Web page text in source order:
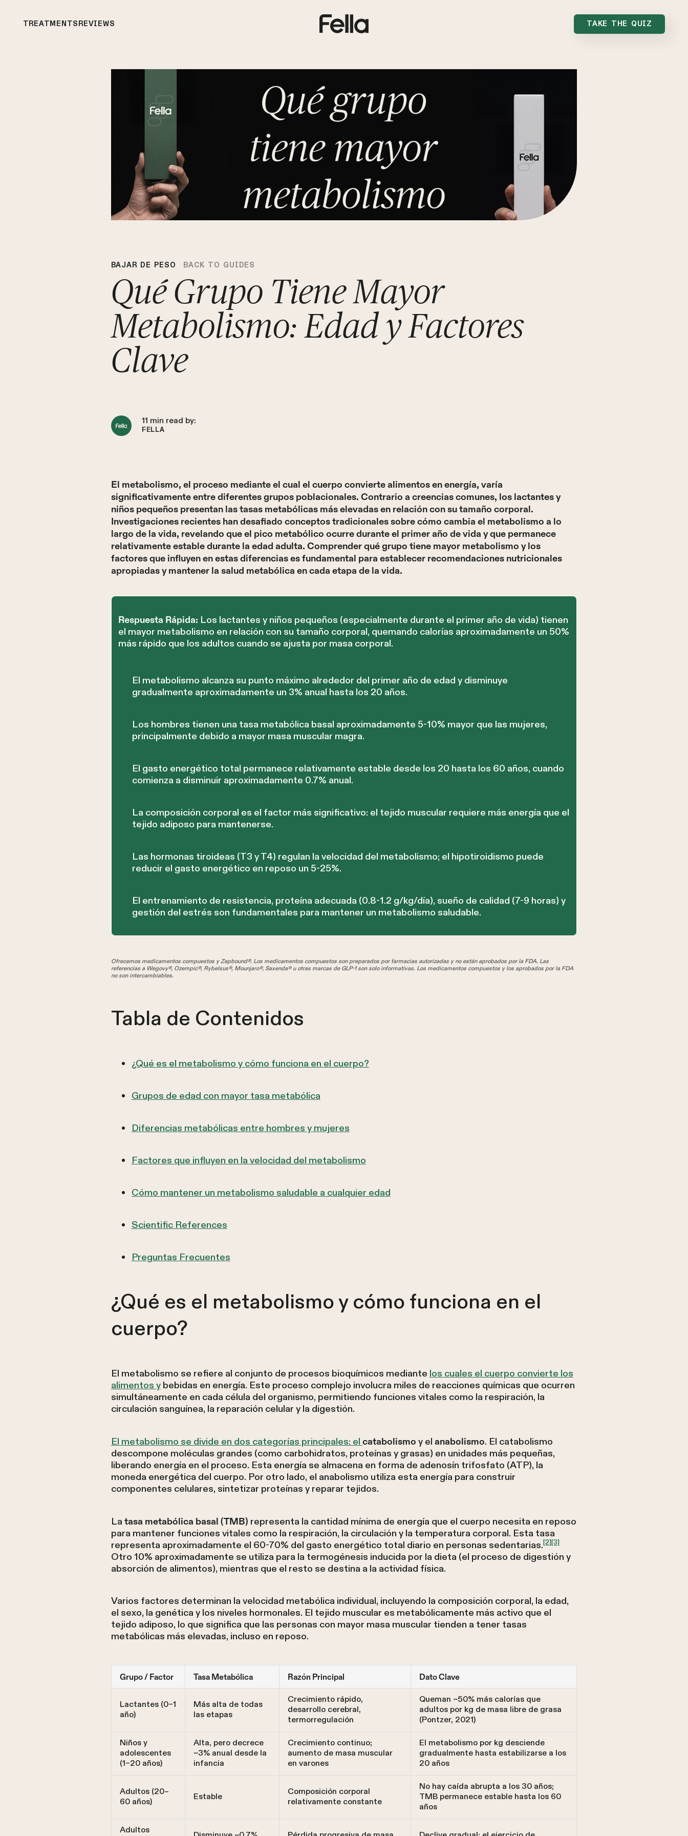
TREATMENTSREVIEWS TAKE THE QUIZ
BAJAR DE PESO BACK TO GUIDES
Qué Grupo Tiene Mayor
Metabolismo: Edad y Factores
Clave
11 min read by:
FELLA
El metabolismo, el proceso mediante el cual el cuerpo convierte alimentos en energía, varía
significativamente entre diferentes grupos poblacionales. Contrario a creencias comunes, los lactantes y
niños pequeños presentan las tasas metabólicas más elevadas en relación con su tamaño corporal.
Investigaciones recientes han desafiado conceptos tradicionales sobre cómo cambia el metabolismo a lo
largo de la vida, revelando que el pico metabólico ocurre durante el primer año de vida y que permanece
relativamente estable durante la edad adulta. Comprender qué grupo tiene mayor metabolismo y los
factores que influyen en estas diferencias es fundamental para establecer recomendaciones nutricionales
apropiadas y mantener la salud metabólica en cada etapa de la vida.
Respuesta Rápida: Los lactantes y niños pequeños (especialmente durante el primer año de vida) tienen
el mayor metabolismo en relación con su tamaño corporal, quemando calorías aproximadamente un 50%
más rápido que los adultos cuando se ajusta por masa corporal.
El metabolismo alcanza su punto máximo alrededor del primer año de edad y disminuye
gradualmente aproximadamente un 3% anual hasta los 20 años.
Los hombres tienen una tasa metabólica basal aproximadamente 5-10% mayor que las mujeres,
principalmente debido a mayor masa muscular magra.
El gasto energético total permanece relativamente estable desde los 20 hasta los 60 años, cuando
comienza a disminuir aproximadamente 0.7% anual.
La composición corporal es el factor más significativo: el tejido muscular requiere más energía que el
tejido adiposo para mantenerse.
Las hormonas tiroideas (T3 y T4) regulan la velocidad del metabolismo; el hipotiroidismo puede
reducir el gasto energético en reposo un 5-25%.
El entrenamiento de resistencia, proteína adecuada (0.8-1.2 g/kg/día), sueño de calidad (7-9 horas) y
gestión del estrés son fundamentales para mantener un metabolismo saludable.
Ofrecemos medicamentos compuestos y Zepbound®. Los medicamentos compuestos son preparados por farmacias autorizadas y no están aprobados por la FDA. Las
referencias a Wegovy®, Ozempic®, Rybelsus®, Mounjaro®, Saxenda® u otras marcas de GLP-1 son solo informativas. Los medicamentos compuestos y los aprobados por la FDA
no son intercambiables.
Tabla de Contenidos
¿Qué es el metabolismo y cómo funciona en el cuerpo?
Grupos de edad con mayor tasa metabólica
Diferencias metabólicas entre hombres y mujeres
Factores que influyen en la velocidad del metabolismo
Cómo mantener un metabolismo saludable a cualquier edad
Scientific References
Preguntas Frecuentes
¿Qué es el metabolismo y cómo funciona en el
cuerpo?
El metabolismo se refiere al conjunto de procesos bioquímicos mediantelos cuales el cuerpo convierte los
alimentos ybebidas en energía. Este proceso complejo involucra miles de reacciones químicas que ocurren
simultáneamente en cada célula del organismo, permitiendo funciones vitales como la respiración, la
circulación sanguínea, la reparación celular y la digestión.
El metabolismo se divide en dos categorías principales: elcatabolismo y el anabolismo. El catabolismo
descompone moléculas grandes (como carbohidratos, proteínas y grasas) en unidades más pequeñas,
liberando energía en el proceso. Esta energía se almacena en forma de adenosín trifosfato (ATP), la
moneda energética del cuerpo. Por otro lado, el anabolismo utiliza esta energía para construir
componentes celulares, sintetizar proteínas y reparar tejidos.
La tasa metabólica basal (TMB) representa la cantidad mínima de energía que el cuerpo necesita en reposo
para mantener funciones vitales como la respiración, la circulación y la temperatura corporal. Esta tasa
representa aproximadamente el 60-70% del gasto energético total diario en personas sedentarias.[2][3]
Otro 10% aproximadamente se utiliza para la termogénesis inducida por la dieta (el proceso de digestión y
absorción de alimentos), mientras que el resto se destina a la actividad física.
Varios factores determinan la velocidad metabólica individual, incluyendo la composición corporal, la edad,
el sexo, la genética y los niveles hormonales. El tejido muscular es metabólicamente más activo que el
tejido adiposo, lo que significa que las personas con mayor masa muscular tienden a tener tasas
metabólicas más elevadas, incluso en reposo.
Grupo / Factor Tasa Metabólica Razón Principal Dato Clave
Lactantes (0–1
año)
Más alta de todas
las etapas
Crecimiento rápido,
desarrollo cerebral,
termorregulación
Queman ~50% más calorías que
adultos por kg de masa libre de grasa
(Pontzer, 2021)
Niños y
adolescentes
(1–20 años)
Alta, pero decrece
~3% anual desde la
infancia
Crecimiento continuo;
aumento de masa muscular
en varones
El metabolismo por kg desciende
gradualmente hasta estabilizarse a los
20 años
Adultos (20–
60 años)
Estable
Composición corporal
relativamente constante
No hay caída abrupta a los 30 años;
TMB permanece estable hasta los 60
años
Adultos